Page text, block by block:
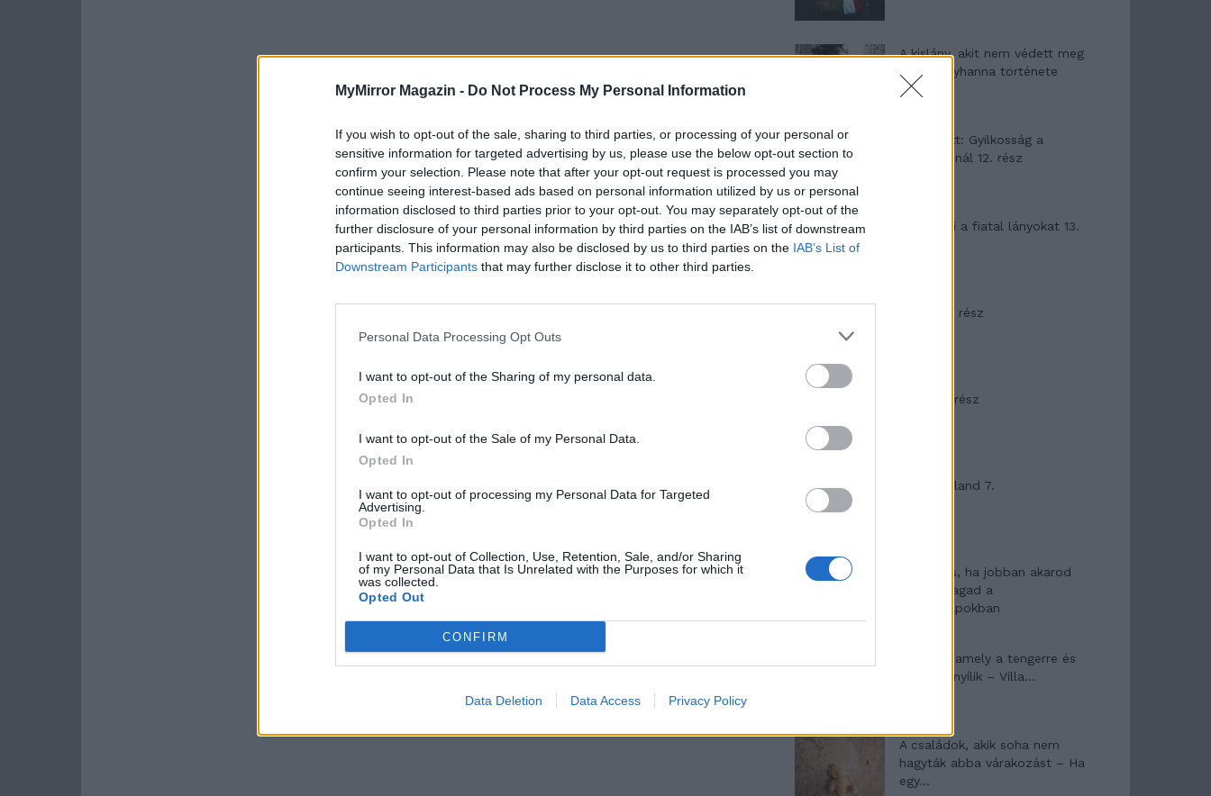
MyMirror Magazin - Do Not Process My Personal Information
If you wish to opt-out of the sale, sharing to third parties, or processing of your personal or
sensitive information for targeted advertising by us, please use the below opt-out section to
confirm your selection. Please note that after your opt-out request is processed you may
continue seeing interest-based ads based on personal information utilized by us or personal
information disclosed to third parties prior to your opt-out. You may separately opt-out of the
further disclosure of your personal information by third parties on the IAB’s list of downstream
participants. This information may also be disclosed by us to third parties on the IAB’s List of
Downstream Participants that may further disclose it to other third parties.
Personal Data Processing Opt Outs
I want to opt-out of the Sharing of my personal data.
Opted In
I want to opt-out of the Sale of my Personal Data.
Opted In
I want to opt-out of processing my Personal Data for Targeted
Advertising.
Opted In
I want to opt-out of Collection, Use, Retention, Sale, and/or Sharing
of my Personal Data that Is Unrelated with the Purposes for which it
was collected.
Opted Out
CONFIRM
Data Deletion Data Access Privacy Policy
A kislány, akit nem védett meg
senki – Lyhanna története
T. Barnett: Gyilkosság a
Garda-tónál 12. rész
T. szereti a fiatal lányokat 13.
Minka 10. rész
Minka 9. rész
Máltai kaland 7.
10 tanács, ha jobban akarod
érezni magad a
hétköznapokban
Egy ház, amely a tengerre és
a fényre nyílik – Villa...
A családok, akik soha nem
hagyták abba várakozást – Ha
egy...